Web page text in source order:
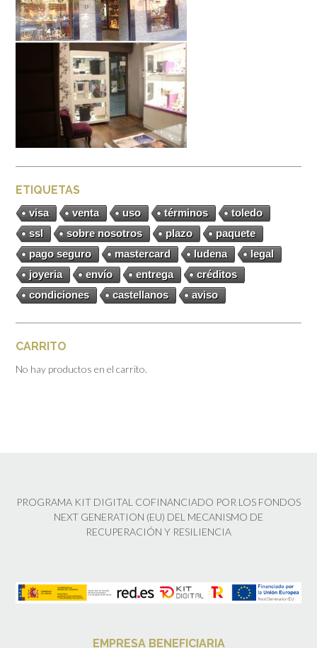
ETIQUETAS
visa venta uso términos
toledo
ssl
sobre nosotros plazo
paquete
pago seguro
mastercard ludena
legal
joyeria
envío entrega
créditos
condiciones
castellanos aviso
CARRITO
No hay productos en el carrito.
PROGRAMA KIT DIGITAL COFINANCIADO POR LOS FONDOS
NEXT GENERATION (EU) DEL MECANISMO DE
RECUPERACIÓN Y RESILIENCIA
EMPRESA BENEFICIARIA